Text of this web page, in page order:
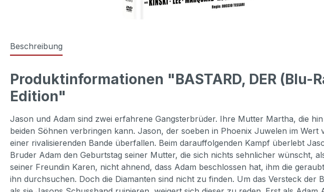
Beschreibung
Produktinformationen "BASTARD, DER (Blu-
Edition"
Jason und Adam sind zwei erfahrene Gangsterbrüder. Ihre Mutter Martha, die
beiden Söhnen verbringen kann. Jason, der soeben in Phoenix Juwelen im
einer rivalisierenden Bande überfallen. Beim darauffolgenden Kampf überlebt
Bruder Adam den Geburtstag seiner Mutter, die sich nichts sehnlicher wünscht,
seiner Freundin Karen, nicht ahnend, dass Adam beschlossen hat, ihm die
ihn durchsuchen. Doch die Diamanten sind nicht zu finden. Um das Versteck